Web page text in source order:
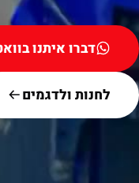
דברו איתנו
לחנות ולדגמים